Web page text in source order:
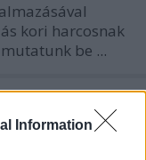
Information
kori harcosnak
be ...